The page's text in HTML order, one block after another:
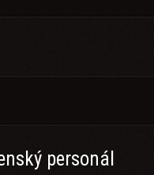
personál